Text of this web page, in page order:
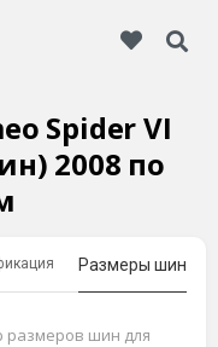
Spider VI
2008 по
Размеры шин
шин для